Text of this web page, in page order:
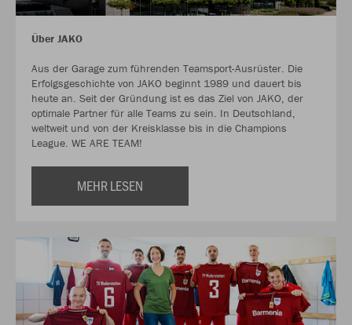
Über JAKO
Aus der Garage zum führenden Teamsport-Ausrüster. Die
Erfolgsgeschichte von JAKO beginnt 1989 und dauert bis
heute an. Seit der Gründung ist es das Ziel von JAKO, der
optimale Partner für alle Teams zu sein. In Deutschland,
weltweit und von der Kreisklasse bis in die Champions
League. WE ARE TEAM!
MEHR LESEN